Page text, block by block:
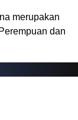
merupakan
dan